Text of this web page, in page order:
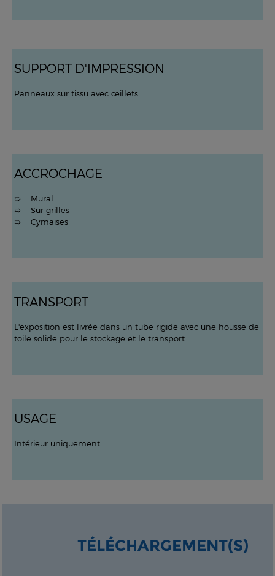
SUPPORT D'IMPRESSION
Panneaux sur tissu avec œillets
ACCROCHAGE
➯ Mural
➯ Sur grilles
➯ Cymaises
TRANSPORT
L'exposition est livrée dans un tube rigide avec une housse de
toile solide pour le stockage et le transport.
USAGE
Intérieur uniquement.
TÉLÉCHARGEMENT(S)